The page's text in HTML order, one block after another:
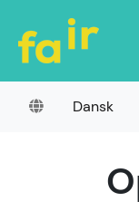
Dansk